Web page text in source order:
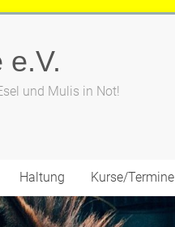
e.V.
und Mulis in Not!
Haltung Kurse/Termine